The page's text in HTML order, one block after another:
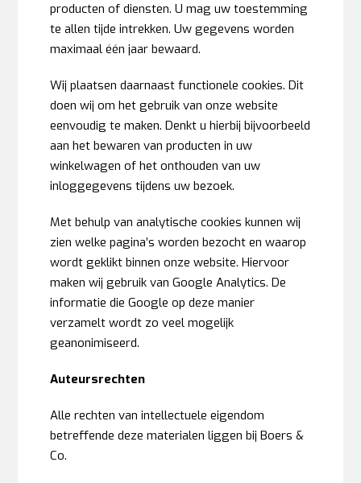
producten of diensten. U mag uw toestemming
te allen tijde intrekken. Uw gegevens worden
maximaal één jaar bewaard.
Wij plaatsen daarnaast functionele cookies. Dit
doen wij om het gebruik van onze website
eenvoudig te maken. Denkt u hierbij bijvoorbeeld
aan het bewaren van producten in uw
winkelwagen of het onthouden van uw
inloggegevens tijdens uw bezoek.
Met behulp van analytische cookies kunnen wij
zien welke pagina’s worden bezocht en waarop
wordt geklikt binnen onze website. Hiervoor
maken wij gebruik van Google Analytics. De
informatie die Google op deze manier
verzamelt wordt zo veel mogelijk
geanonimiseerd.
Auteursrechten
Alle rechten van intellectuele eigendom
betreffende deze materialen liggen bij Boers &
Co.